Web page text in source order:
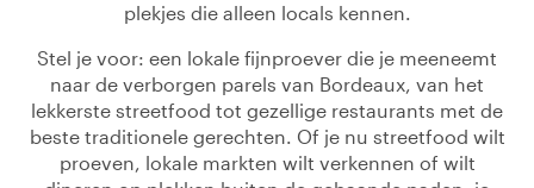
plekjes die alleen locals kennen.
Stel je voor: een lokale fijnproever die je meeneemt
naar de verborgen parels van Bordeaux, van het
lekkerste streetfood tot gezellige restaurants met de
beste traditionele gerechten. Of je nu streetfood wilt
proeven, lokale markten wilt verkennen of wilt